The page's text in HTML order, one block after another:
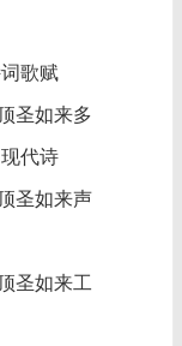
歌赋
圣如来多
代诗
圣如来声
圣如来工